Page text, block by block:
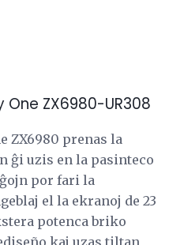
ZX6980-UR308
ZX6980 prenas la
ĝi uzis en la pasinteco
por fari la
el la ekranoj de 23
potenca briko